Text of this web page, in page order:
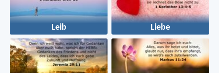
Leib Liebe